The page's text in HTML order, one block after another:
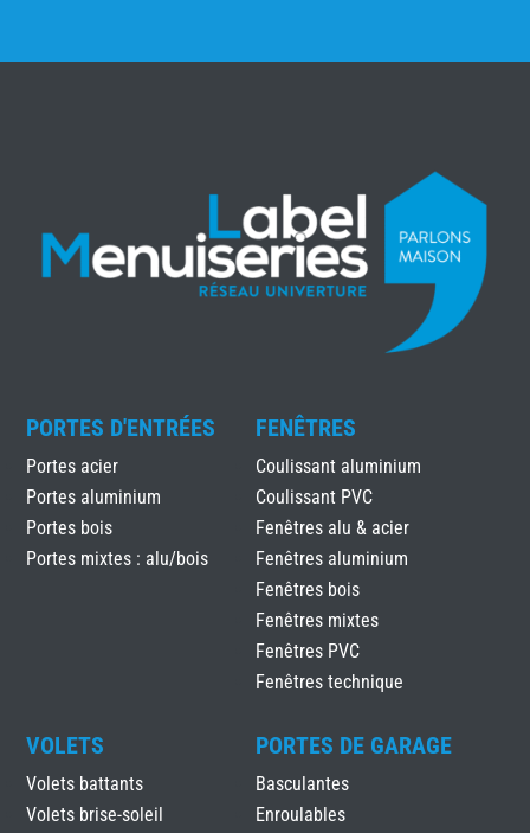
PORTES D'ENTRÉES
Portes acier
Portes aluminium
Portes bois
Portes mixtes : alu/bois
FENÊTRES
Coulissant aluminium
Coulissant PVC
Fenêtres alu & acier
Fenêtres aluminium
Fenêtres bois
Fenêtres mixtes
Fenêtres PVC
Fenêtres technique
VOLETS
Volets battants
Volets brise-soleil
PORTES DE GARAGE
Basculantes
Enroulables